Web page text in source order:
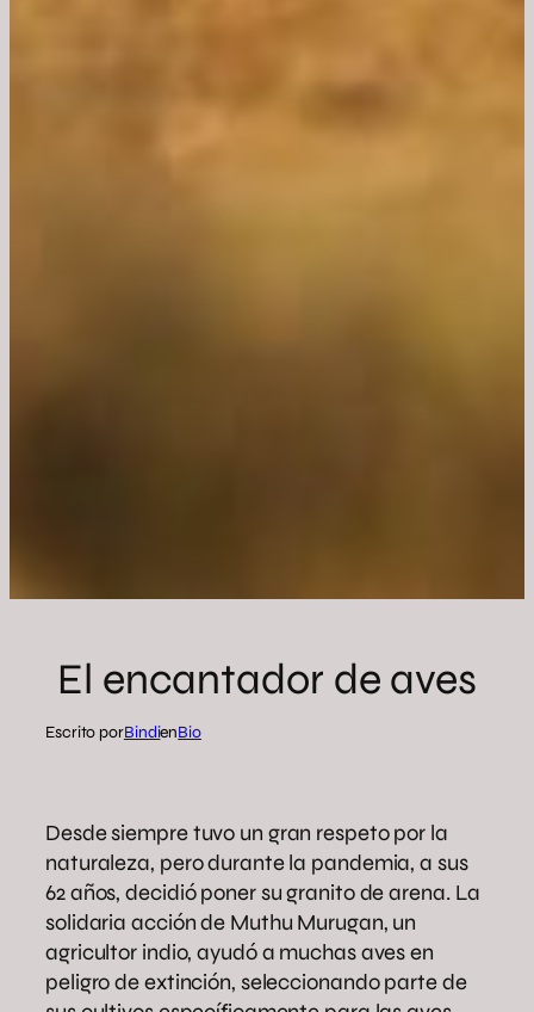
El encantador de aves
Escrito porBindienBio
Desde siempre tuvo un gran respeto por la
naturaleza, pero durante la pandemia, a sus
62 años, decidió poner su granito de arena. La
solidaria acción de Muthu Murugan, un
agricultor indio, ayudó a muchas aves en
peligro de extinción, seleccionando parte de